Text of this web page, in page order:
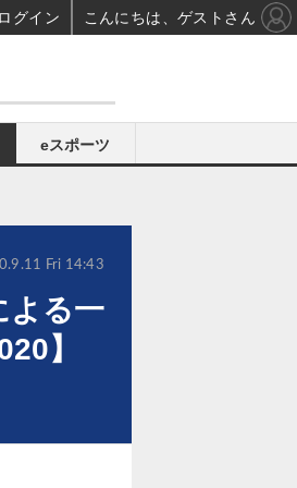
eスポーツ
よる一
】
Fri 14:43
ログイン こんにちは、ゲストさん